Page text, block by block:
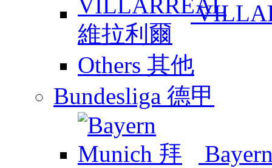
Others 其他
Bundesliga 德甲